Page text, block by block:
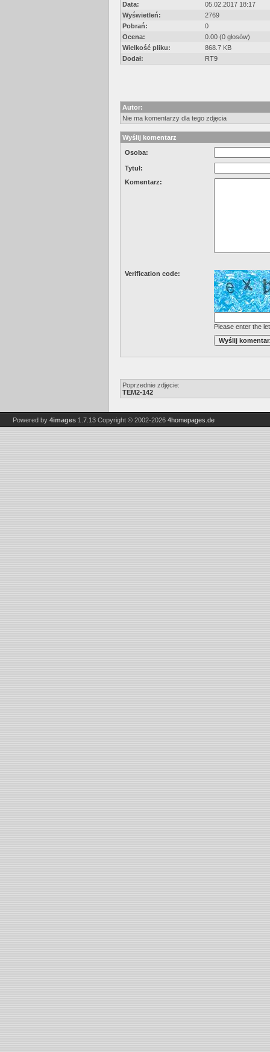
Data:
05.02.2017 18:17
Wyświetleń:
2769
Pobrań:
0
Ocena:
0.00 (0 głosów)
Wielkość pliku:
868.7 KB
Dodał:
RT9
Autor:
Nie ma komentarzy dla tego zdjęcia
Wyślij komentarz
Osoba:
Tytuł:
Komentarz:
Verification code:
Please enter the
Poprzednie zdjęcie:
TEM2-142
Powered by 4images 1.7.13 Copyright © 2002-2026 4homepages.de